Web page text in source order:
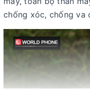
chống xóc, chống va